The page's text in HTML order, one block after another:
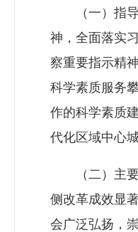
（一）指导
神，全面落实
察重要指示精
科学素质服务
作的科学素质
代化区域中心
（二）主要
侧改革成效显
会广泛弘扬，